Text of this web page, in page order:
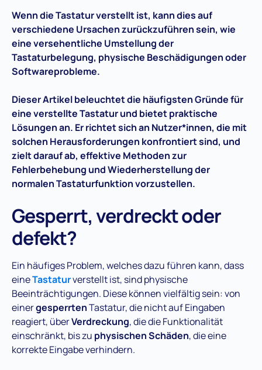
Wenn die Tastatur verstellt ist, kann dies auf
verschiedene Ursachen zurückzuführen sein, wie
eine versehentliche Umstellung der
Tastaturbelegung, physische Beschädigungen oder
Softwareprobleme.
Dieser Artikel beleuchtet die häufigsten Gründe für
eine verstellte Tastatur und bietet praktische
Lösungen an. Er richtet sich an Nutzer*innen, die mit
solchen Herausforderungen konfrontiert sind, und
zielt darauf ab, effektive Methoden zur
Fehlerbehebung und Wiederherstellung der
normalen Tastaturfunktion vorzustellen.
Gesperrt, verdreckt oder
defekt?
Ein häufiges Problem, welches dazu führen kann, dass
eineTastaturverstellt ist, sind physische
Beeinträchtigungen. Diese können vielfältig sein: von
einergesperrtenTastatur, die nicht auf Eingaben
reagiert, überVerdreckung, die die Funktionalität
einschränkt, bis zu physischen Schäden, die eine
korrekte Eingabe verhindern.